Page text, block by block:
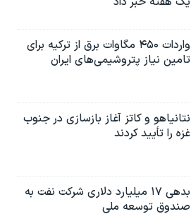
واردات ۴۵۰ مگاوات برق از ترکیه برای
تامین نیاز پتروشیمی‌های ایران
نتانیاهو و کاتز آغاز بازسازی در جنوب
غزه را تأیید کردند
بدهی ۱۷ میلیارد دلاری شرکت نفت به
صندوق توسعه ملی